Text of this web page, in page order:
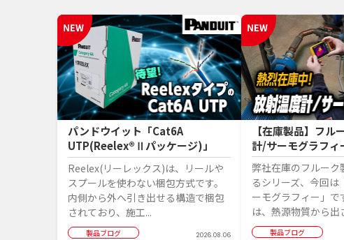
パンドウイット「Cat6A
UTP(Reelex®Ⅱパッケージ)」
Reelex(リーレックス)は、リールや
スプールを使わない梱包方式です。
内側から外へ引き出せる構造で梱包
されており、施工...
製品ブログ 2026.08.06
【在庫製品】フル
計/サーモグラフィ
弊社在庫のフルーク
るシリーズ、今回は
ーモグラフィー」で
は、熱源物質から出
製品ブログ